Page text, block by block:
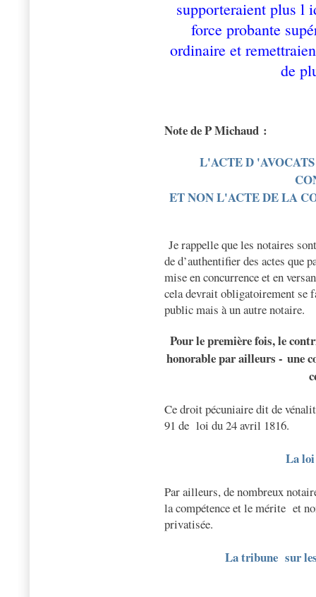
supporteraient plus l
force probante
ordinaire et
de
Note de P Michaud :
L'ACTE D
ET NON L'ACTE DE LA
Je rappelle que les notaires
de d’authentifier des actes que
mise en concurrence et en
cela devrait obligatoirement se
public mais à un autre notaire.
Pour le première fois, le
honorable par ailleurs - une
Ce droit pécuniaire dit de
91 de loi du 24 avril 1816.
La loi
Par ailleurs, de nombreux
la compétence et le mérite et
privatisée.
La tribune sur